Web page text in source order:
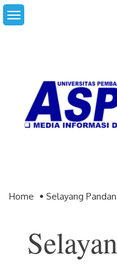
Skip
to
Home Selayang